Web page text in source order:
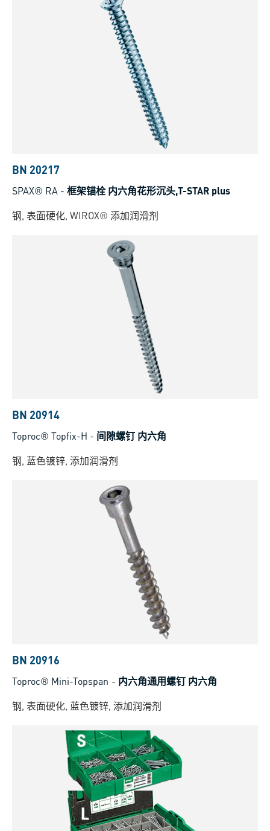
BN 20217
SPAX® RA - 框架锚栓 内六角花形沉头,T-STAR plus
钢, 表面硬化, WIROX® 添加润滑剂
BN 20914
Toproc® Topfix-H - 间隙螺钉 内六角
钢, 蓝色镀锌, 添加润滑剂
BN 20916
Toproc® Mini-Topspan - 内六角通用螺钉 内六角
钢, 表面硬化, 蓝色镀锌, 添加润滑剂